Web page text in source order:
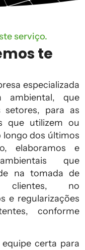
serviço.
te
especializada
ambiental, que
setores, para as
que utilizem ou
longo dos últimos
elaboramos e
que
na tomada de
clientes, no
e regularizações
conforme
certa para